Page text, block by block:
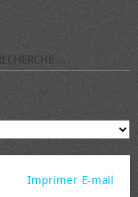
E-mail
Imprimer